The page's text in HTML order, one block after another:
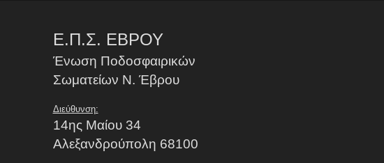
Ε.Π.Σ. ΕΒΡΟΥ
Ένωση Ποδοσφαιρικών
Σωματείων Ν. Έβρου
Διεύθυνση:
14ης Μαίου 34
Αλεξανδρούπολη 68100